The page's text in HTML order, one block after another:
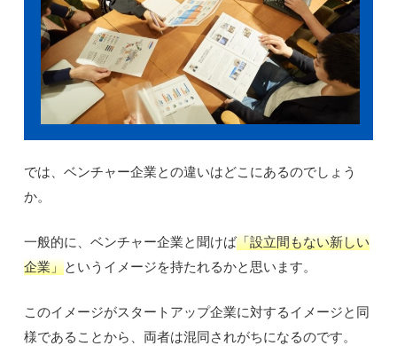
では、ベンチャー企業との違いはどこにあるのでしょう
か。
一般的に、ベンチャー企業と聞けば「設立間もない新しい
企業」というイメージを持たれるかと思います。
このイメージがスタートアップ企業に対するイメージと同
様であることから、両者は混同されがちになるのです。